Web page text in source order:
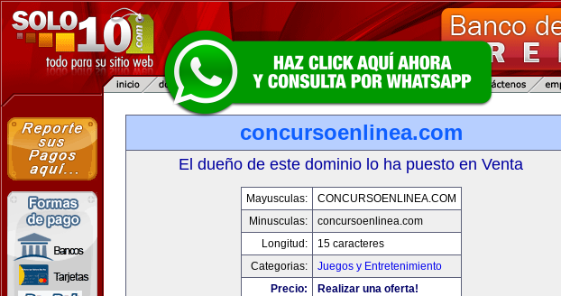
concursoenlinea.com
El dueño de este dominio lo ha puesto en Venta
Mayusculas:
CONCURSOENLINEA.COM
Minusculas:
concursoenlinea.com
Longitud:
15 caracteres
Categorias:
Juegos y Entretenimiento
Precio:
Realizar una oferta!